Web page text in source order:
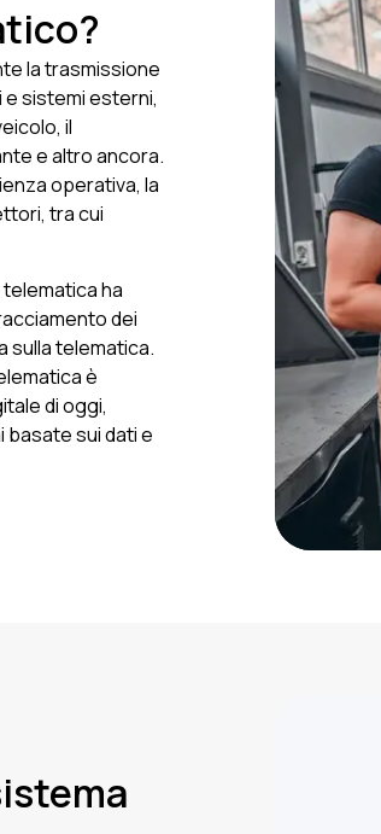
la trasmissione
sistemi esterni,
il
e altro ancora.
operativa, la
tra cui
ha
dei
sulla telematica.
è
di oggi,
sui dati e